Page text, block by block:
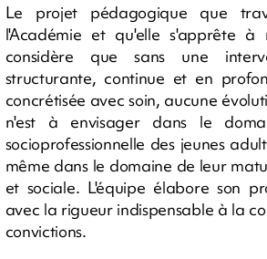
Le projet pédagogique que
l'Académie et qu'elle s'apprête
considère que sans une
structurante, continue et en
concrétisée avec soin, aucune
n'est à envisager dans le
socioprofessionnelle des jeunes
même dans le domaine de leur
et sociale. L'équipe élabore son
avec la rigueur indispensable à la
convictions.